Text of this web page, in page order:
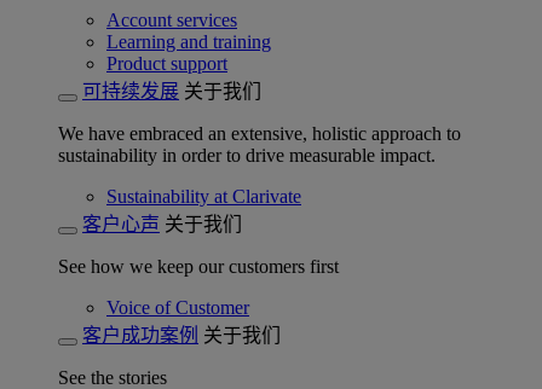
Account services
Learning and training
Product support
可持续发展 关于我们
We have embraced an extensive, holistic approach to
sustainability in order to drive measurable impact.
Sustainability at Clarivate
客户心声 关于我们
See how we keep our customers first
Voice of Customer
客户成功案例 关于我们
See the stories